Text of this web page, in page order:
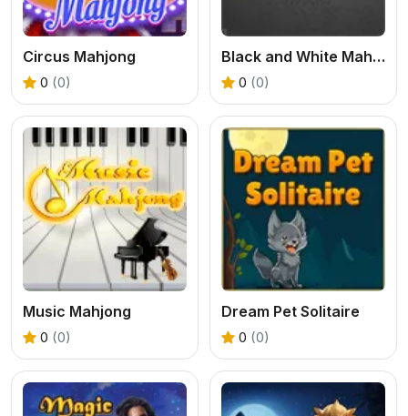
Circus Mahjong
0 (0)
Black and White Mahjong 3
0 (0)
Music Mahjong
0 (0)
Dream Pet Solitaire
0 (0)